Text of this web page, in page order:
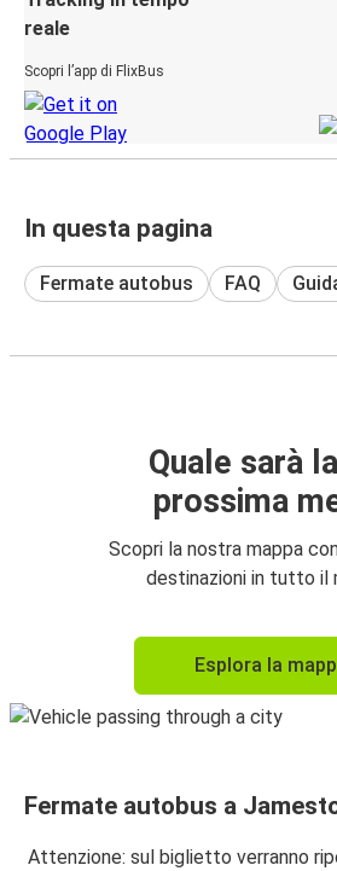
reale
Scopri l’app di FlixBus
In questa pagina
Fermate autobus FAQ
Quale sarà
prossima
Scopri la nostra mappa
destinazioni in tutto il
Esplora la
Fermate autobus a
Attenzione: sul biglietto verranno